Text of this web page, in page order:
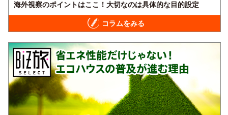
海外視察のポイントはここ！大切なのは具体的な目的設定
コラムをみる